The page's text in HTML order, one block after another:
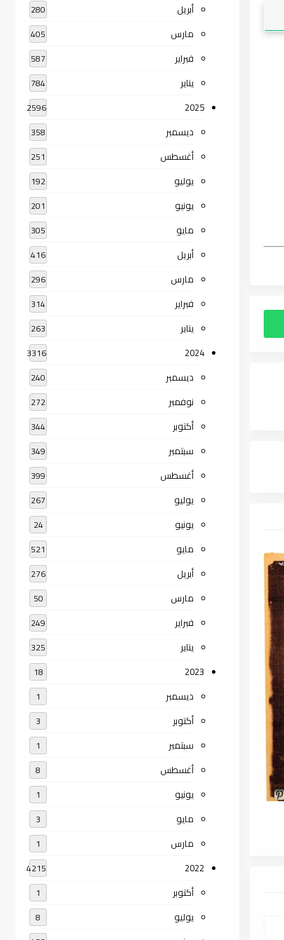
أبريل 280
مارس 405
فبراير 587
يناير 784
2025
2596
ديسمبر 358
أغسطس 251
يوليو 192
يونيو 201
مايو 305
أبريل 416
مارس 296
فبراير 314
يناير 263
2024
3316
ديسمبر 240
نوفمبر 272
أكتوبر 344
سبتمبر 349
أغسطس 399
يوليو 267
يونيو 24
مايو 521
أبريل 276
مارس 50
فبراير 249
يناير 325
2023
18
ديسمبر 1
أكتوبر 3
سبتمبر 1
أغسطس 8
يونيو 1
مايو 3
مارس 1
2022
4215
أكتوبر 1
يوليو 8